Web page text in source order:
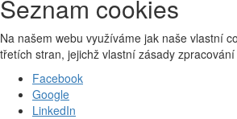
Seznam cookies
Na našem webu využíváme jak naše vlastní
třetích stran, jejichž vlastní zásady
Facebook
Google
LinkedIn